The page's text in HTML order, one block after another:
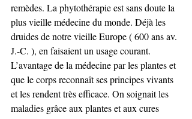
remèdes. La phytothérapie est sans doute la
plus vieille médecine du monde. Déjà les
druides de notre vieille Europe ( 600 ans av.
J.-C. ), en faisaient un usage courant.
L’avantage de la médecine par les plantes et
que le corps reconnaît ses principes vivants
et les rendent très efficace. On soignait les
maladies grâce aux plantes et aux cures